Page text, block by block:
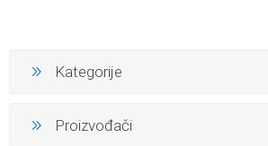
Kategorije
Proizvođači